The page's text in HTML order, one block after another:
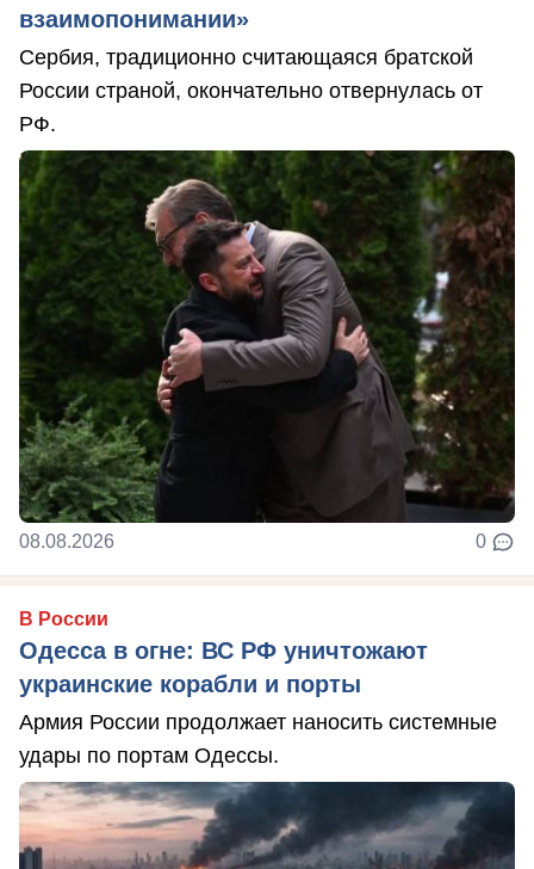
взаимопонимании»
Сербия, традиционно считающаяся братской
России страной, окончательно отвернулась от
РФ.
08.08.2026 0
В России
Одесса в огне: ВС РФ уничтожают
украинские корабли и порты
Армия России продолжает наносить системные
удары по портам Одессы.